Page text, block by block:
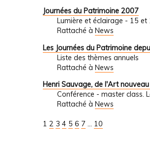
Journées du Patrimoine 2007
Lumière et éclairage - 15
Rattaché à News
Les Journées du Patrimoine
Liste des thèmes annuels
Rattaché à News
Henri Sauvage, de l'Art
Conférence - master class.
Rattaché à News
1 2 3 4 5 6 7 ... 10